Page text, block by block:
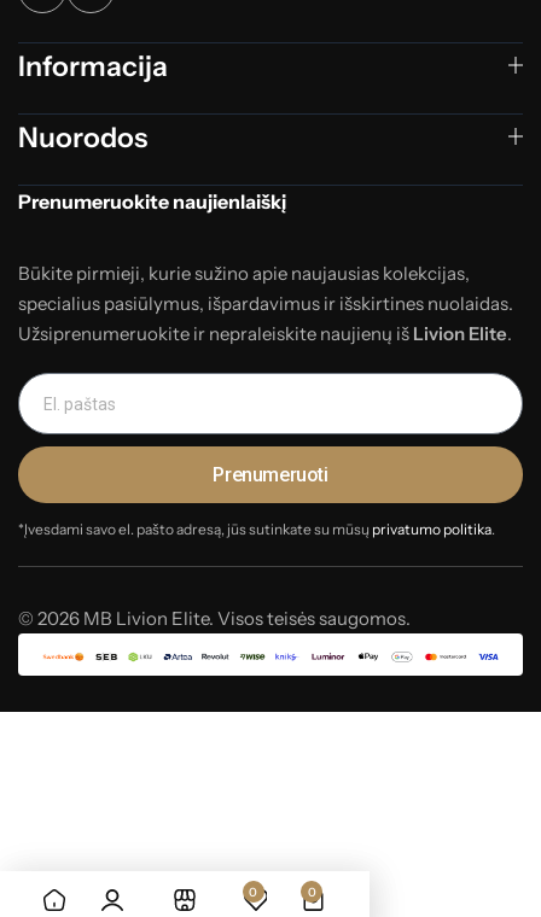
Informacija
Nuorodos
Prenumeruokite naujienlaiškį
Būkite pirmieji, kurie sužino apie naujausias kolekcijas,
specialius pasiūlymus, išpardavimus ir išskirtines nuolaidas.
Užsiprenumeruokite ir nepraleiskite naujienų iš Livion Elite.
Prenumeruoti
*Įvesdami savo el. pašto adresą, jūs sutinkate su mūsų privatumo politika.
© 2026 MB Livion Elite. Visos teisės saugomos.
0 0